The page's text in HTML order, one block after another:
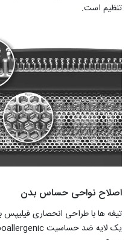
تنظیم است.
اصلاح نواحی حساس بدن
تیغه ها با طراحی انحصاری